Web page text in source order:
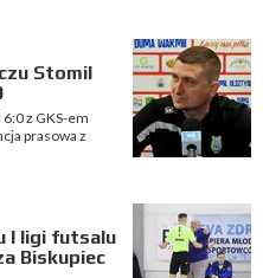
Stomil
z GKS-em
prasowa z
I ligi futsalu
Biskupiec